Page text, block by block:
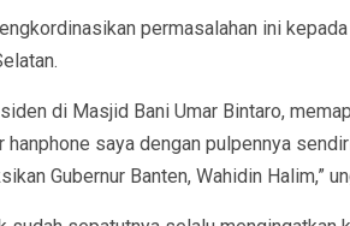
permasalahan ini
di Masjid Bani Umar Bintaro,
saya dengan pulpennya
Gubernur Banten, Wahidin Halim,”